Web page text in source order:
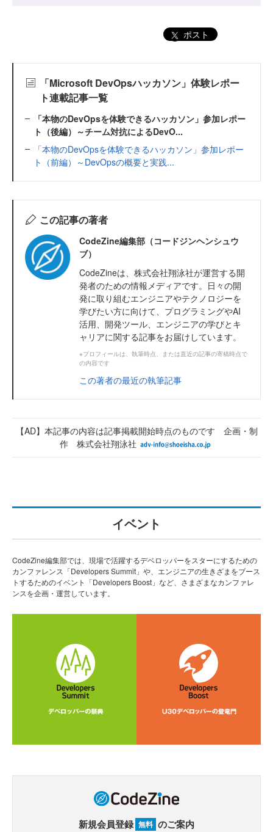
ポスト
「Microsoft DevOpsハッカソン」体験レポー
ト連載記事一覧
「本物のDevOpsを体験できるハッカソン」参加レポー
ト（後編）～チーム対抗によるDevO...
「本物のDevOpsを体験できるハッカソン」参加レポー
ト（前編）～DevOpsの概要と実践...
この記事の著者
CodeZine編集部（コードジンヘンシュウ
ブ）
CodeZineは、株式会社翔泳社が運営する開
発者のための情報メディアです。日々の開
発に取り組むエンジニアやテクノロジーを
学びたい方に向けて、プログラミングやAI
活用、開発ツール、エンジニアの学びとキ
ャリアに関する記事をお届けしています。
※プロフィールは、執筆時点、または直近の記事の寄稿時点で
の内容です
この著者の最近の執筆記事
【AD】本記事の内容は記事掲載開始時点のものです 企画・制
作 株式会社翔泳社
イベント
CodeZine編集部では、現場で活躍するデベロッパーをスターにするための
カンファレンス「Developers Summit」や、エンジニアの生きざまをブース
トするためのイベント「Developers Boost」など、さまざまなカンファレ
ンスを企画・運営しています。
新規会員登録 無料 のご案内